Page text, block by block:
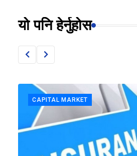
यो पनि हेर्नुहोस
CAPITAL MARKET